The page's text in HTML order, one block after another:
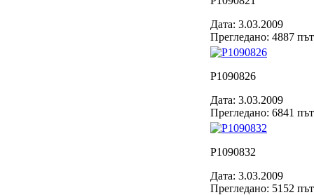
Дата: 3.03.2009
Прегледано: 4887
P1090826
Дата: 3.03.2009
Прегледано: 6841
P1090832
Дата: 3.03.2009
Прегледано: 5152